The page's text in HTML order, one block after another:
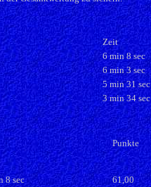
Zeit
6 min 8 sec
6 min 3 sec
5 min 31 sec
3 min 34 sec
Punkte
8 sec 61,00